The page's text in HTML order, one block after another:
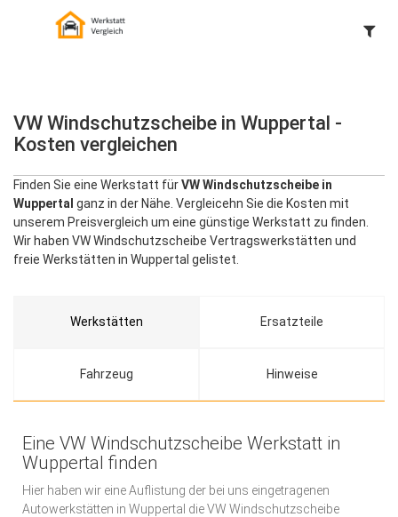
VW Windschutzscheibe in Wuppertal -
Kosten vergleichen
Finden Sie eine Werkstatt fürVW Windschutzscheibe in
Wuppertal ganz in der Nähe. Vergleicehn Sie die Kosten mit
unserem Preisvergleich um eine günstige Werkstatt zu finden.
Wir haben VW Windschutzscheibe Vertragswerkstätten und
freie Werkstätten in Wuppertal gelistet.
Werkstätten Ersatzteile
Fahrzeug Hinweise
Eine VW Windschutzscheibe Werkstatt in
Wuppertal finden
Hier haben wir eine Auflistung der bei uns eingetragenen
Autowerkstätten in Wuppertal die VW Windschutzscheibe